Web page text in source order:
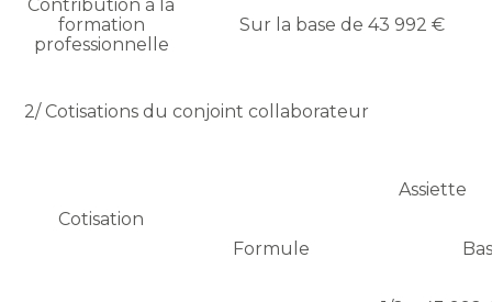
Contribution à la
formation
professionnelle
Sur la base de 43 992 €
2/ Cotisations du conjoint collaborateur
Cotisation
Assiette
Formule